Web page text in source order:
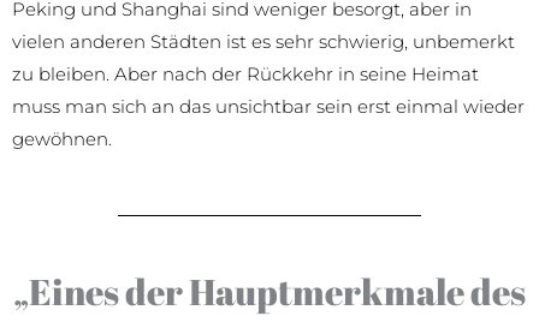
Peking und Shanghai sind weniger besorgt, aber in
vielen anderen Städten ist es sehr schwierig, unbemerkt
zu bleiben. Aber nach der Rückkehr in seine Heimat
muss man sich an das unsichtbar sein erst einmal wieder
gewöhnen.
„Eines der Hauptmerkmale des